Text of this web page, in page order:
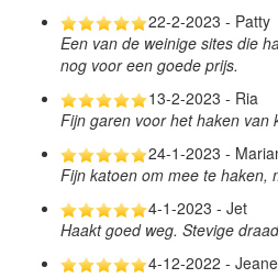
22-2-2023 - Patty
Een van de weinige sites die
nog voor een goede prijs.
13-2-2023 - Ria
Fijn garen voor het haken van
24-1-2023 -
Fijn katoen om mee te haken,
4-1-2023 - Jet
Haakt goed weg. Stevige
4-12-2022 -